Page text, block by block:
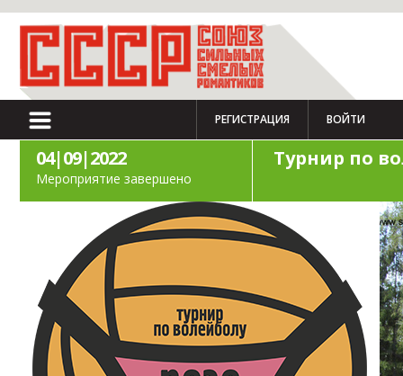
РЕГИСТРАЦИЯ ВОЙТИ
04|09|2022
Мероприятие завершено
Турнир по